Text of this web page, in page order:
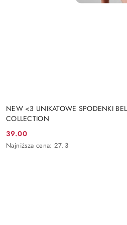
NEW <3 UNIKATOWE SPODENKI
COLLECTION
Cena
promocyjna:
39.00
Najniższa
Najniższa cena: 27.3